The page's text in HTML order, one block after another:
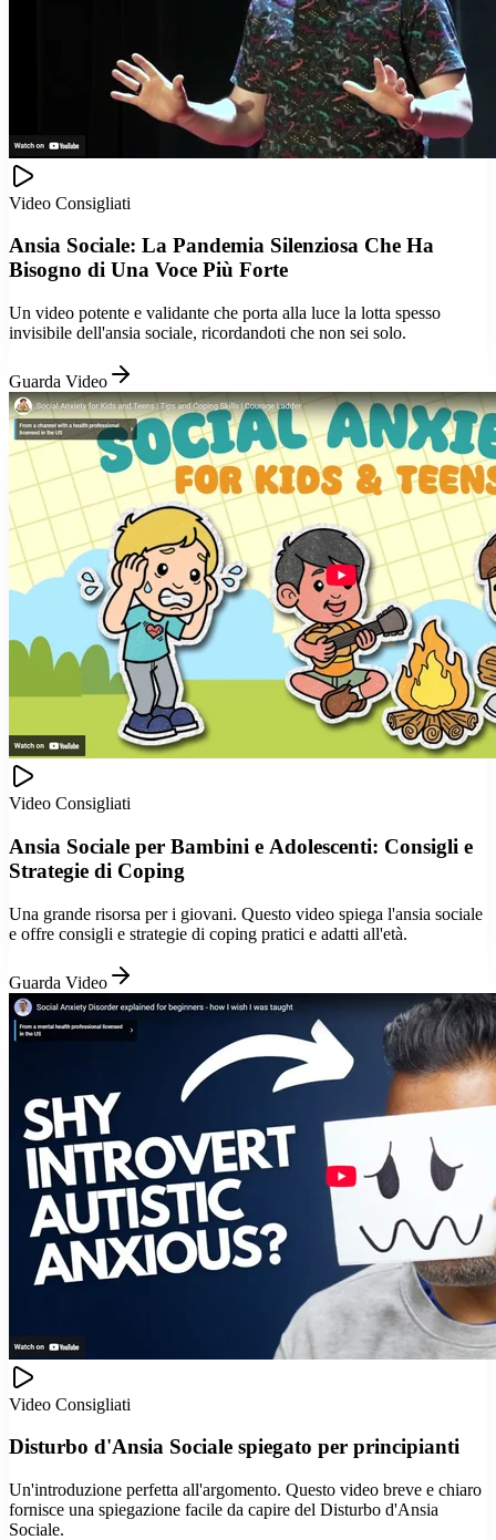
Video Consigliati
Ansia Sociale: La Pandemia Silenziosa Che Ha
Bisogno di Una Voce Più Forte
Un video potente e validante che porta alla luce la lotta spesso
invisibile dell'ansia sociale, ricordandoti che non sei solo.
Guarda Video
Video Consigliati
Ansia Sociale per Bambini e Adolescenti: Consigli e
Strategie di Coping
Una grande risorsa per i giovani. Questo video spiega l'ansia sociale
e offre consigli e strategie di coping pratici e adatti all'età.
Guarda Video
Video Consigliati
Disturbo d'Ansia Sociale spiegato per principianti
Un'introduzione perfetta all'argomento. Questo video breve e chiaro
fornisce una spiegazione facile da capire del Disturbo d'Ansia
Sociale.